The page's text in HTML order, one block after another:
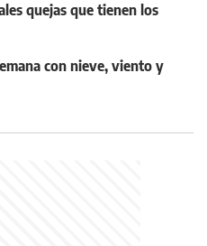
quejas que tienen los
con nieve, viento y